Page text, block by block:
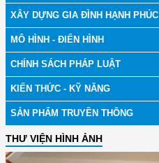
XÂY DỰNG GIA ĐÌNH HẠNH PHÚC
MÔ HÌNH - ĐIỂN HÌNH
CHÍNH SÁCH PHÁP LUẬT
KIẾN THỨC - KỸ NĂNG
SẢN PHẨM TRUYỀN THÔNG
THƯ VIỆN HÌNH ẢNH